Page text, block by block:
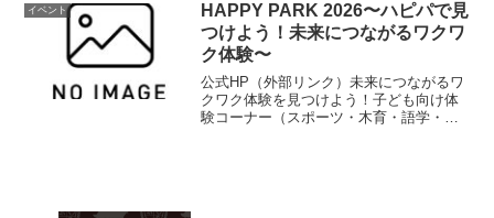
イベント
HAPPY PARK 2026〜ハピパで見
つけよう！未来につながるワクワ
ク体験〜
公式HP（外部リンク）未来につながるワ
クワク体験を見つけよう！子ども向け体
験コーナー（スポーツ・木育・語学・音